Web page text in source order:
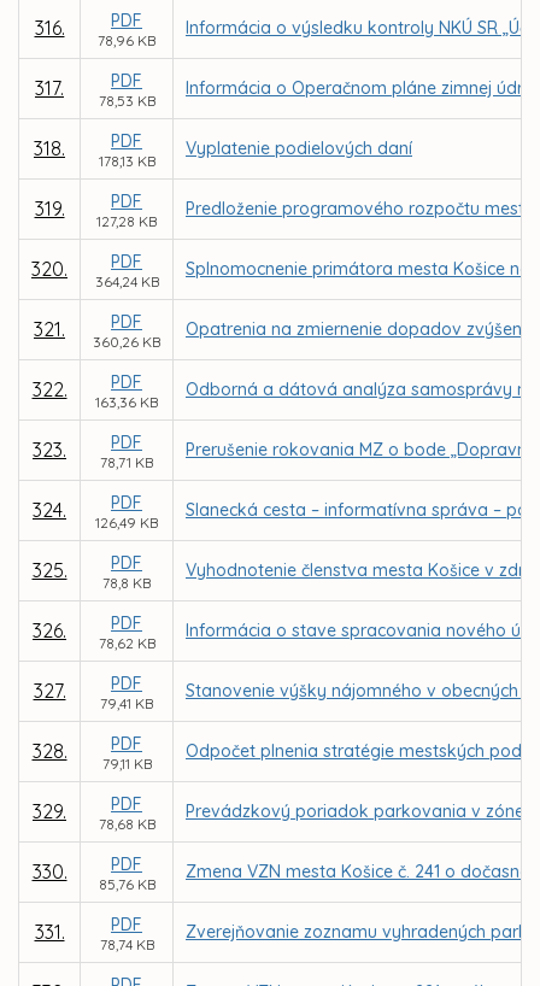
316. PDF
78,96 KB
Informácia o výsledku kontroly NKÚ SR
317. PDF
78,53 KB
Informácia o Operačnom pláne zimnej
318. PDF
178,13 KB
Vyplatenie podielových daní
319. PDF
127,28 KB
Predloženie programového rozpočtu
320. PDF
364,24 KB
Splnomocnenie primátora mesta Košice
321. PDF
360,26 KB
Opatrenia na zmiernenie dopadov
322. PDF
163,36 KB
Odborná a dátová analýza samosprávy
323. PDF
78,71 KB
Prerušenie rokovania MZ o bode
324. PDF
126,49 KB
Slanecká cesta – informatívna správa –
325. PDF
78,8 KB
Vyhodnotenie členstva mesta Košice v
326. PDF
78,62 KB
Informácia o stave spracovania nového
327. PDF
79,41 KB
Stanovenie výšky nájomného v obecných
328. PDF
79,11 KB
Odpočet plnenia stratégie mestských
329. PDF
78,68 KB
Prevádzkový poriadok parkovania v zóne
330. PDF
85,76 KB
Zmena VZN mesta Košice č. 241 o
331. PDF
78,74 KB
Zverejňovanie zoznamu vyhradených